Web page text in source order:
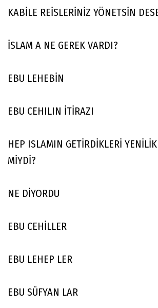
KABİLE REİSLERİNİZ YÖNETSİN
İSLAM A NE GEREK VARDI?
EBU LEHEBİN
EBU CEHILIN İTİRAZI
HEP ISLAMIN GETİRDİKLERİ
MİYDİ?
NE DİYORDU
EBU CEHİLLER
EBU LEHEP LER
EBU SÜFYAN LAR